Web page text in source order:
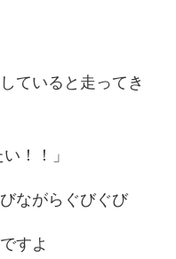
ていると走ってき
！！」
ながらぐびぐび
すよ